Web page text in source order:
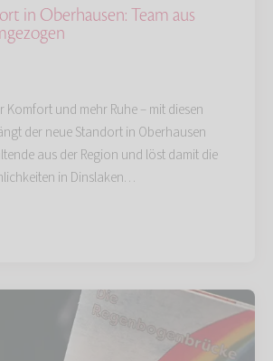
in Oberhausen: Team aus
Komfort und mehr Ruhe – mit diesen
der neue Standort in Oberhausen
aus der Region und löst damit die
in Dinslaken…